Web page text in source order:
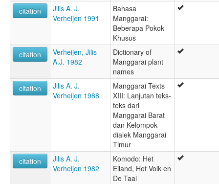
citation
Jilis A. J.
Verheijen 1991
Bahasa
Manggarai:
Beberapa Pokok
Khusus
citation
Verheijen, Jilis
A.J. 1982
Dictionary of
Manggarai plant
names
citation
Jilis A. J.
Verheijen 1988
Manggarai Texts
XIII: Lanjutan teks-
teks dari
Manggarai Barat
dan Kelompok
dialek Manggarai
Timur
citation
Jilis A. J.
Verheijen 1982
Komodo: Het
Eiland, Het Volk en
De Taal